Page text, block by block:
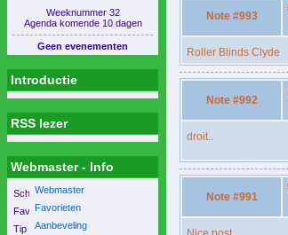
Weeknummer 32
Agenda komende 10 dagen
Geen evenementen
Introductie
RSS lezer
Webmaster - Info
Webmaster
Favorieten
Aanbeveling
Note #993
Roller Blinds Clyde
Note #992
droit..
Note #991